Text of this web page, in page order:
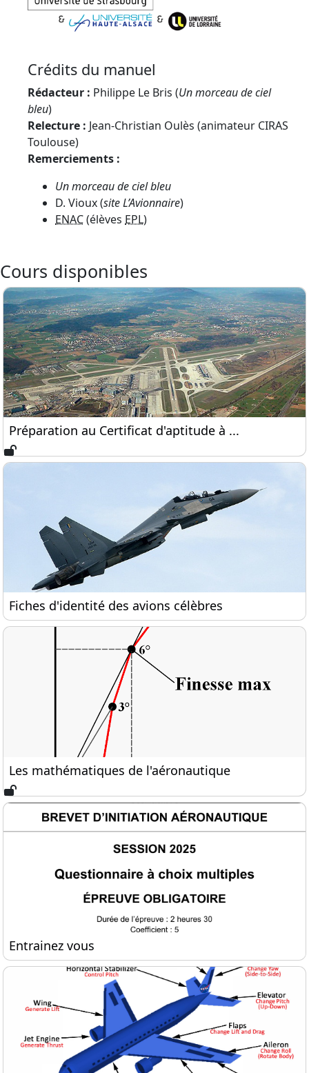
Crédits du manuel
Rédacteur : Philippe Le Bris (Un morceau de ciel
bleu)
Relecture : Jean-Christian Oulès (animateur CIRAS
Toulouse)
Remerciements :
Un morceau de ciel bleu
D. Vioux(site L’Avionnaire)
ENAC(élèves EPL)
Cours disponibles
Préparation au Certificat d'aptitude à
Préparation au Certificat d'aptitude à ...
Fiches d'identité des avions célèbres
Fiches d'identité des avions célèbres
Les mathématiques de l'aéronautique
Les mathématiques de l'aéronautique
Entrainez vous
Entrainez vous